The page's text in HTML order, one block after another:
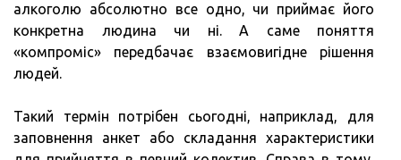
алкоголю абсолютно все одно, чи приймає його
конкретна людина чи ні. А саме поняття
«компроміс» передбачає взаємовигідне рішення
людей.
Такий термін потрібен сьогодні, наприклад, для
заповнення анкет або складання характеристики